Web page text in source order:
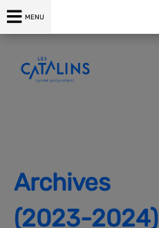
MENU
Archives
(2023-2024)